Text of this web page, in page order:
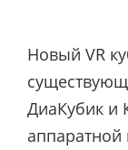
Новый VR
ДиаКубик и